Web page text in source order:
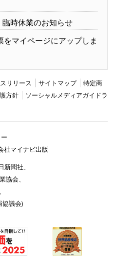
時休業のお知らせ
をマイページにアップしま
リリース サイトマップ
特定商
方針
ソーシャルメディアガイドラ
社マイナビ出版
新聞社、
協会、
協議会)